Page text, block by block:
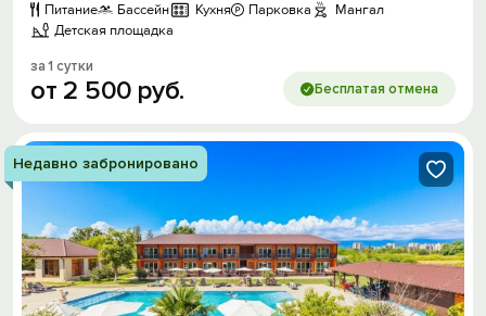
Питание
Бассейн Кухня Парковка
Мангал
Детская площадка
за 1 сутки
от 2 500 руб. Бесплатая отмена
Недавно забронировано